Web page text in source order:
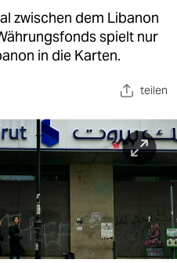
zwischen dem Libanon
spielt nur
in die Karten.
teilen